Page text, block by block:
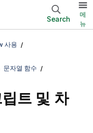
Search
메
뉴
사용
문자열 함수
트 및 차